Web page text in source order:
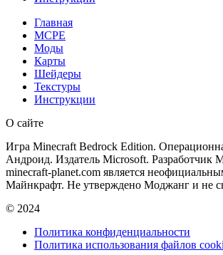
Главная
MCPE
Моды
Карты
Шейдеры
Текстуры
Инструкции
О сайте
Игра Minecraft Bedrock Edition.
Андроид. Издатель Microsoft. Разработчик
minecraft-planet.com является
Майнкрафт. Не утверждено Моджанг и не
© 2024
Политика конфиденциальности
Политика использования файлов